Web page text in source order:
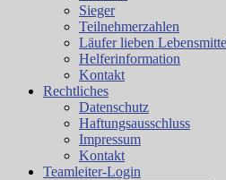
Sieger
Teilnehmerzahlen
Läufer lieben
Helferinformation
Kontakt
Rechtliches
Datenschutz
Haftungsausschluss
Impressum
Kontakt
Teamleiter-Login